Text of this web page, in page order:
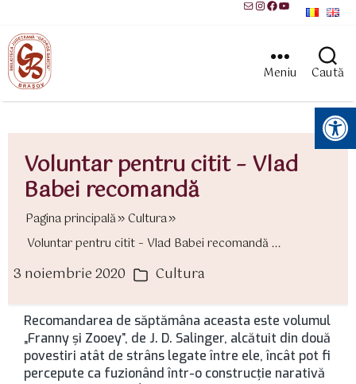
MailInstagram
Facebook
YouTube
Meniu Caută
Instrumente pentru accesibilitate
Voluntar pentru citit – Vlad
Babei recomandă
Pagina principală
Cultura
Voluntar pentru citit – Vlad Babei recomandă ...
3 noiembrie 2020 Categorii
Cultura
Recomandarea de săptămâna aceasta este volumul
„Franny și Zooey”, de J. D. Salinger, alcătuit din două
povestiri atât de strâns legate între ele, încât pot fi
percepute ca fuzionând într-o construcție narativă